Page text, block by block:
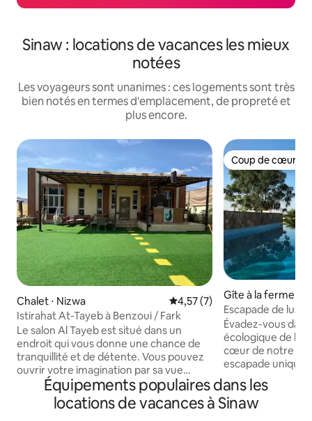
Sinaw : locations de vacances les mieux
notées
Les voyageurs sont unanimes : ces logements sont très
bien notés en termes d'emplacement, de propreté et
plus encore.
Chalet ⋅ Nizwa Évaluation moyenne sur la
4,57 (7)
Istirahat At-Tayeb à Benzoui / Fark
Le salon Al Tayeb est situé dans un
endroit qui vous donne une chance de
tranquillité et de détente. Vous pouvez
ouvrir votre imagination par sa vue
magnifique sur la rue Muscat - Nizwa
General et sur les montagnes et les
paysages étendus À 25 km du Souk et du
Coup de cœur
Coup de cœur
Gîte à la ferme ⋅
Escapade de luxe
écologique :
Évadez-vous
écologique de
cœur de notre
escapade unique
au cœur d'Oman
palmiers dattiers,
fleurs, que vous
Équipements populaires dans les
locations de vacances à Sinaw